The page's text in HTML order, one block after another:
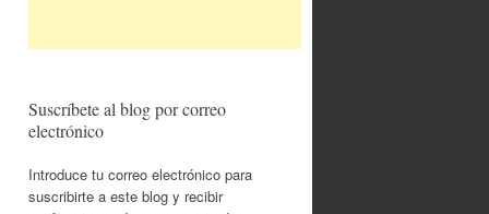
Suscríbete al blog por correo
electrónico
Introduce tu correo electrónico para
suscribirte a este blog y recibir